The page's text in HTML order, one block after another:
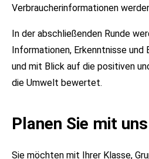
Verbraucherinformationen
In der abschließenden Runde
Informationen, Erkenntnisse
und mit Blick auf die positiven
die Umwelt bewertet.
Planen Sie mit
Sie möchten mit Ihrer Klasse,